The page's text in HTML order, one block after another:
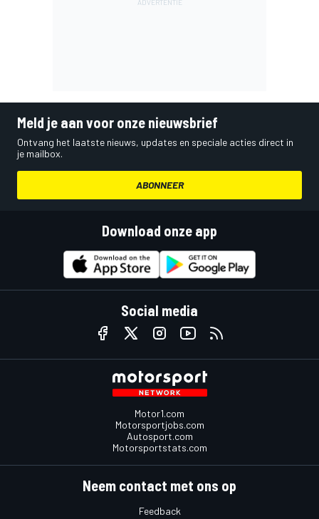
Meld je aan voor onze nieuwsbrief
Ontvang het laatste nieuws, updates en speciale acties direct in
je mailbox.
ABONNEER
Download onze app
Social media
Motor1.com
Motorsportjobs.com
Autosport.com
Motorsportstats.com
Neem contact met ons op
Feedback